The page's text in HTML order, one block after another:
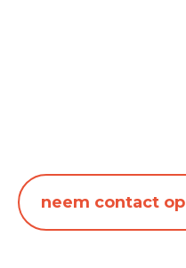
neem contact op